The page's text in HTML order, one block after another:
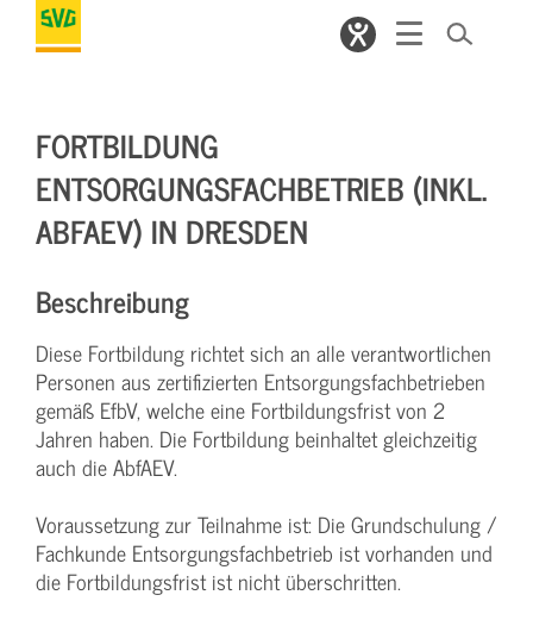
FORTBILDUNG
ENTSORGUNGSFACHBETRIEB (INKL.
ABFAEV) IN DRESDEN
Beschreibung
Diese Fortbildung richtet sich an alle verantwortlichen
Personen aus zertifizierten Entsorgungsfachbetrieben
gemäß EfbV, welche eine Fortbildungsfrist von 2
Jahren haben. Die Fortbildung beinhaltet gleichzeitig
auch die AbfAEV.
Voraussetzung zur Teilnahme ist: Die Grundschulung /
Fachkunde Entsorgungsfachbetrieb ist vorhanden und
die Fortbildungsfrist ist nicht überschritten.